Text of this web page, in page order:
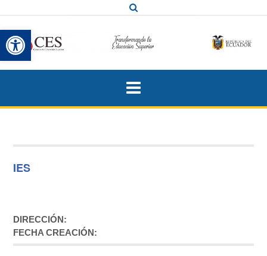
Abrir barra de herramientas
al
contenido
IES
DIRECCIÓN:
FECHA CREACIÓN: